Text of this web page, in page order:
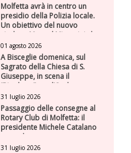
Molfetta avrà in centro un
presidio della Polizia locale.
Un obiettivo del nuovo
sindaco Manuel Minervini che
diviene realtà, con la speranza
di maggiore efficienza e
presenza sul territorio
01 agosto 2026
A Bisceglie domenica, sul
Sagrato della Chiesa di S.
Giuseppe, in scena il
“Rigoletto” con l’Orchestra
Sinfonica Federiciana
31 luglio 2026
Passaggio delle consegne al
Rotary Club di Molfetta: il
presidente Michele Catalano
succede a se stesso
31 luglio 2026